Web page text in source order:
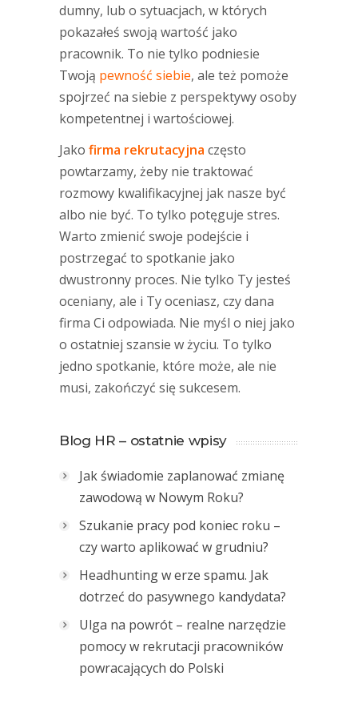
dumny, lub o sytuacjach, w których
pokazałeś swoją wartość jako
pracownik. To nie tylko podniesie
Twoją pewność siebie, ale też pomoże
spojrzeć na siebie z perspektywy osoby
kompetentnej i wartościowej.
Jako firma rekrutacyjna często
powtarzamy, żeby nie traktować
rozmowy kwalifikacyjnej jak nasze być
albo nie być. To tylko potęguje stres.
Warto zmienić swoje podejście i
postrzegać to spotkanie jako
dwustronny proces. Nie tylko Ty jesteś
oceniany, ale i Ty oceniasz, czy dana
firma Ci odpowiada. Nie myśl o niej jako
o ostatniej szansie w życiu. To tylko
jedno spotkanie, które może, ale nie
musi, zakończyć się sukcesem.
Blog HR – ostatnie wpisy
Jak świadomie zaplanować zmianę
zawodową w Nowym Roku?
Szukanie pracy pod koniec roku –
czy warto aplikować w grudniu?
Headhunting w erze spamu. Jak
dotrzeć do pasywnego kandydata?
Ulga na powrót – realne narzędzie
pomocy w rekrutacji pracowników
powracających do Polski